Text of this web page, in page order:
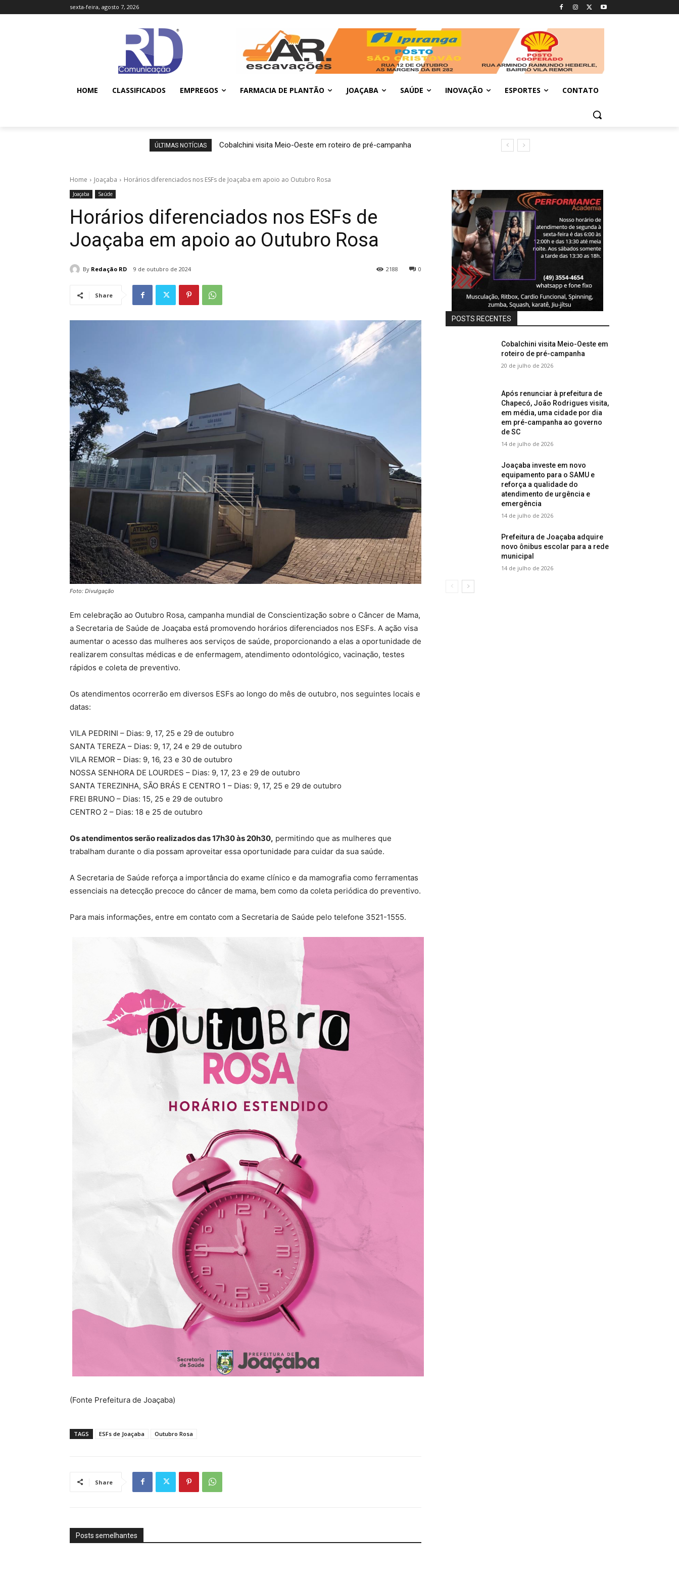
sexta-feira, agosto 7, 2026
HOME CLASSIFICADOS EMPREGOS FARMACIA DE PLANTÃO JOAÇABA SAÚDE INOVAÇÃO ESPORTES CONTATO
ÚLTIMAS NOTÍCIAS Cobalchini visita Meio-Oeste em roteiro de pré-campanha
Home Joaçaba Horários diferenciados nos ESFs de Joaçaba em apoio ao Outubro Rosa
Joaçaba Saúde
Horários diferenciados nos ESFs de
Joaçaba em apoio ao Outubro Rosa
By Redação RD 9 de outubro de 2024 0
2188
Share
Foto: Divulgação
Em celebração ao Outubro Rosa, campanha mundial de Conscientização sobre o Câncer de Mama,
a Secretaria de Saúde de Joaçaba está promovendo horários diferenciados nos ESFs. A ação visa
aumentar o acesso das mulheres aos serviços de saúde, proporcionando a elas a oportunidade de
realizarem consultas médicas e de enfermagem, atendimento odontológico, vacinação, testes
rápidos e coleta de preventivo.
Os atendimentos ocorrerão em diversos ESFs ao longo do mês de outubro, nos seguintes locais e
datas:
VILA PEDRINI – Dias: 9, 17, 25 e 29 de outubro
SANTA TEREZA – Dias: 9, 17, 24 e 29 de outubro
VILA REMOR – Dias: 9, 16, 23 e 30 de outubro
NOSSA SENHORA DE LOURDES – Dias: 9, 17, 23 e 29 de outubro
SANTA TEREZINHA, SÃO BRÁS E CENTRO 1 – Dias: 9, 17, 25 e 29 de outubro
FREI BRUNO – Dias: 15, 25 e 29 de outubro
CENTRO 2 – Dias: 18 e 25 de outubro
Os atendimentos serão realizados das 17h30 às 20h30, permitindo que as mulheres que
trabalham durante o dia possam aproveitar essa oportunidade para cuidar da sua saúde.
A Secretaria de Saúde reforça a importância do exame clínico e da mamografia como ferramentas
essenciais na detecção precoce do câncer de mama, bem como da coleta periódica do preventivo.
Para mais informações, entre em contato com a Secretaria de Saúde pelo telefone 3521-1555.
(Fonte Prefeitura de Joaçaba)
TAGS ESFs de Joaçaba Outubro Rosa
Share
Posts semelhantes
POSTS RECENTES
Cobalchini visita Meio-Oeste em
roteiro de pré-campanha
20 de julho de 2026
Após renunciar à prefeitura de
Chapecó, João Rodrigues visita,
em média, uma cidade por dia
em pré-campanha ao governo
de SC
14 de julho de 2026
Joaçaba investe em novo
equipamento para o SAMU e
reforça a qualidade do
atendimento de urgência e
emergência
14 de julho de 2026
Prefeitura de Joaçaba adquire
novo ônibus escolar para a rede
municipal
14 de julho de 2026